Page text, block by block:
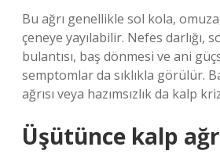
Bu ağrı genellikle sol kola,
çeneye yayılabilir. Nefes darlığı,
bulantısı, baş dönmesi ve ani
semptomlar da sıklıkla görülür.
ağrısı veya hazımsızlık da kalp
Üşütünce kalp